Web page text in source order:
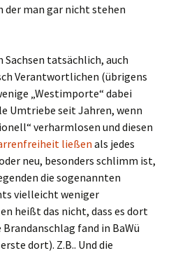
der man gar nicht stehen
Sachsen tatsächlich, auch
Verantwortlichen (übrigens
„Westimporte“ dabei
Umtriebe seit Jahren, wenn
verharmlosen und diesen
ließenals jedes
neu, besonders schlimm ist,
die sogenannten
vielleicht weniger
heißt das nicht, dass es dort
fand in BaWü
dort). Z.B.. Und die